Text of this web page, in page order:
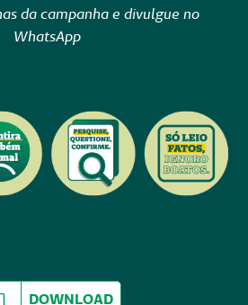
da campanha e divulgue no
WhatsApp
DOWNLOAD